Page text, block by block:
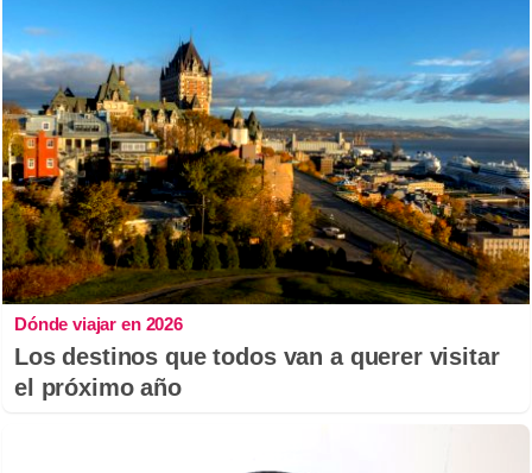
Dónde viajar en 2026
Los destinos que todos van a querer visitar
el próximo año